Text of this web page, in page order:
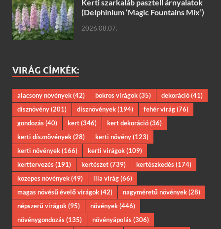
Kerti szarkaláb pasztell árnyalatok
(Delphinium ‘Magic Fountains Mix’)
2026.08.07.
VIRÁG CÍMKÉK:
alacsony növények(42) bokros virágok(35) dekoráció(41)
dísznövény(201) dísznövények(194) fehér virág(76)
gondozás(40) kert(346) kert dekoráció(36)
kerti dísznövények(28) kerti növény(123)
kerti növények(166) kerti virágok(109)
kerttervezés(191) kertészet(739) kertészkedés(174)
közepes növények(49) lila virág(66)
magas növésű évelő virágok(42) nagyméretű növények(28)
népszerű virágok(95) növények(446)
növénygondozás(135) növényápolás(306)